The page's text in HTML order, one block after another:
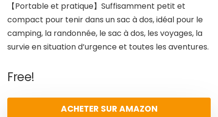
【Portable et pratique】Suffisamment petit et
compact pour tenir dans un sac à dos, idéal pour le
camping, la randonnée, le sac à dos, les voyages, la
survie en situation d’urgence et toutes les aventures.
Free!
ACHETER SUR AMAZON